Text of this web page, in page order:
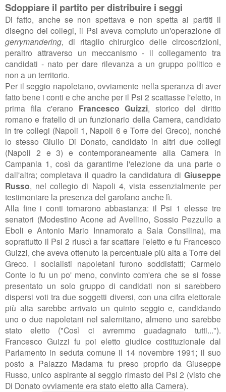
Sdoppiare il partito per distribuire i seggi
Di fatto, anche se non spettava e non spetta ai partiti il
disegno dei collegi, il Psi aveva compiuto un'operazione di
gerrymandering, di ritaglio chirurgico delle circoscrizioni,
peraltro attraverso un meccanismo - il collegamento tra
candidati - nato per dare rilevanza a un gruppo politico e
non a un territorio.
Per il seggio napoletano, ovviamente nella speranza di aver
fatto bene i conti e che anche per il Psi 2 scattasse l'eletto, in
prima fila c'erano Francesco Guizzi, storico del diritto
romano e fratello di un funzionario della Camera, candidato
in tre collegi (Napoli 1, Napoli 6 e Torre del Greco), nonché
lo stesso Giulio Di Donato, candidato in altri due collegi
(Napoli 2 e 3) e contemporaneamente alla Camera in
Campania 1, così da garantirne l'elezione da una parte o
dall'altra; completava il quadro la candidatura di Giuseppe
Russo, nel collegio di Napoli 4, vista essenzialmente per
testimoniare la presenza del garofano anche lì.
Alla fine i conti tornarono abbastanza: il Psi 1 elesse tre
senatori (Modestino Acone ad Avellino, Sossio Pezzullo a
Eboli e Antonio Mario Innamorato a Sala Consilina), ma
soprattutto il Psi 2 riuscì a far scattare l'eletto e fu Francesco
Guizzi, che aveva ottenuto la percentuale più alta a Torre del
Greco. I socialisti napoletani furono soddisfatti; Carmelo
Conte lo fu un po' meno, convinto com'era che se si fosse
presentato un solo gruppo di candidati non si sarebbero
dispersi voti tra due soggetti diversi, con una cifra elettorale
più alta sarebbe arrivato un quinto seggio e, candidando
uno o due napoletani nel salernitano, almeno uno sarebbe
stato eletto ("Così ci avremmo guadagnato tutti...").
Francesco Guizzi fu poi eletto giudice costituzionale dal
Parlamento in seduta comune il 14 novembre 1991; il suo
posto a Palazzo Madama fu preso proprio da Giuseppe
Russo, unico aspirante al seggio rimasto del Psi 2 (visto che
Di Donato ovviamente era stato eletto alla Camera).